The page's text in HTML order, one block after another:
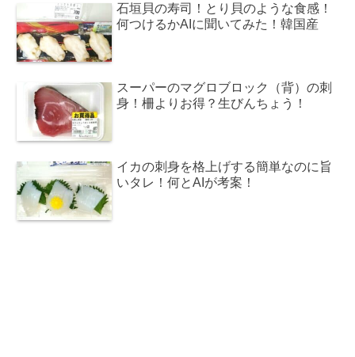
石垣貝の寿司！とり貝のような食感！
何つけるかAIに聞いてみた！韓国産
スーパーのマグロブロック（背）の刺
身！柵よりお得？生びんちょう！
イカの刺身を格上げする簡単なのに旨
いタレ！何とAIが考案！